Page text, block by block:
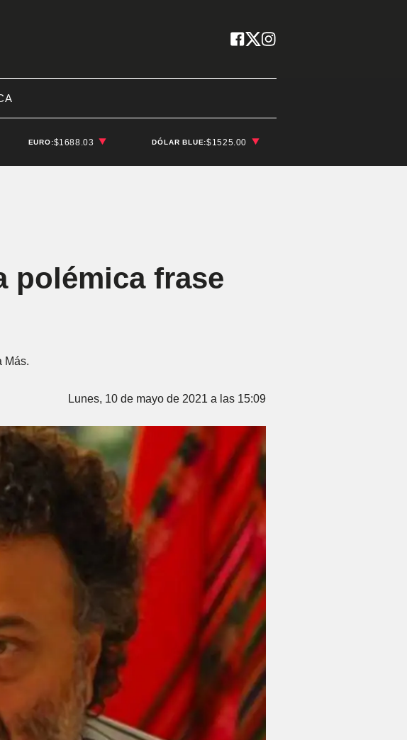
EURO:$1688.03 DÓLAR BLUE:$1525.00
polémica frase
Más.
Lunes, 10 de mayo de 2021 a las 15:09